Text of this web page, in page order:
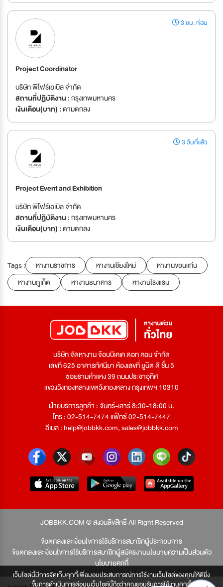
เว็บไซต์นี้มีการจัดเก็บคุกกี้เพื่อมอบประสบการณ์การใช้งานเว็บไซต์ของคุณให้ดียิ่ง
ขึ้นการดำเนินการต่อบนเว็บไซต์นี้ถือว่าคุณยอมรับการใช้งานคุกกี้
3 ชม. ก่อน
Project Coordinator
บริษัท พีโฟร์เอเบิล จำกัด
สถานที่ปฏิบัติงาน :กรุงเทพมหานคร
เงินเดือน(บาท) :ตามตกลง
3 วันที่แล้ว
Project Event and Exhibition
บริษัท พีโฟร์เอเบิล จำกัด
สถานที่ปฏิบัติงาน :กรุงเทพมหานคร
เงินเดือน(บาท) :ตามตกลง
Tags : หางานราชการ หางานเชียงใหม่
หางานขอนแก่น
หางานภูเก็ต
หางานธนาคาร หางานโรงแรม
บริษัท จัดหางาน จ๊อบบีเคเค ดอท คอม จำกัด
เลขที่ 625 อาคารทัศนียา ห้องเลขที่ ยูนิต ดี ชั้น 5
ซอยรามคำแหง 39 ถนนประชาอุทิศ
แขวงวังทองหลางเขตวังทองหลาง กรุงเทพฯ 10310
ฝ่ายบริการลูกค้า : จันทร์-เสาร์ 8:30-18:00 น.
โทร : 02-514-7474 แฟ็กซ์ 02-514-7447
อีเมล :help@jobbkk.com,sales@jobbkk.com
JOBBKK.COM © สงวนลิขสิทธิ์ All Right Reserved
ข้อตกลงและเงื่อนไขการใช้บริการสมาชิกผู้ประกอบการ
ข้อตกลงและเงื่อนไขการใช้บริการสมาชิกผู้สมัครงานนโยบายความเป็นส่วนตัว
นโยบายคุกกี้